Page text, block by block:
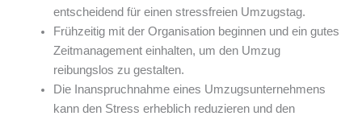
entscheidend für einen stressfreien Umzugstag.
Frühzeitig mit der Organisation beginnen und ein gutes
Zeitmanagement einhalten, um den Umzug
reibungslos zu gestalten.
Die Inanspruchnahme eines Umzugsunternehmens
kann den Stress erheblich reduzieren und den